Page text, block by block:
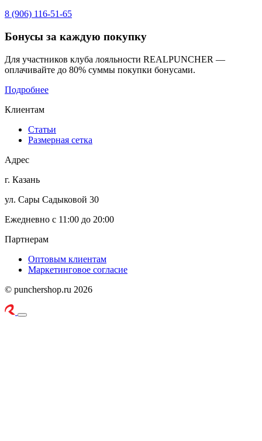
8 (906) 116-51-65
Бонусы за каждую покупку
Для участников клуба лояльности REALPUNCHER —
оплачивайте до 80% суммы покупки бонусами.
Подробнее
Клиентам
Статьи
Размерная сетка
Адрес
г. Казань
ул. Сары Садыковой 30
Ежедневно с 11:00 до 20:00
Партнерам
Оптовым клиентам
Маркетинговое согласие
© punchershop.ru 2026